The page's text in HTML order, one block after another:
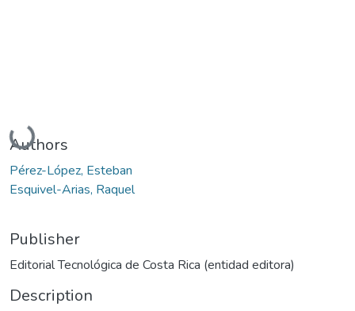
Loading...
Authors
Pérez-López, Esteban
Esquivel-Arias, Raquel
Publisher
Editorial Tecnológica de Costa Rica (entidad editora)
Description